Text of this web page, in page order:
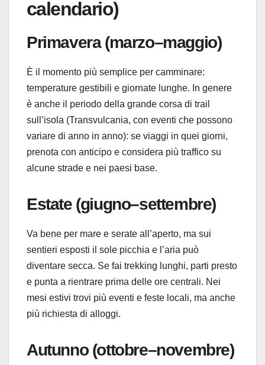
calendario)
Primavera (marzo–maggio)
È il momento più semplice per camminare:
temperature gestibili e giornate lunghe. In genere
è anche il periodo della grande corsa di trail
sull’isola (Transvulcania, con eventi che possono
variare di anno in anno): se viaggi in quei giorni,
prenota con anticipo e considera più traffico su
alcune strade e nei paesi base.
Estate (giugno–settembre)
Va bene per mare e serate all’aperto, ma sui
sentieri esposti il sole picchia e l’aria può
diventare secca. Se fai trekking lunghi, parti presto
e punta a rientrare prima delle ore centrali. Nei
mesi estivi trovi più eventi e feste locali, ma anche
più richiesta di alloggi.
Autunno (ottobre–novembre)